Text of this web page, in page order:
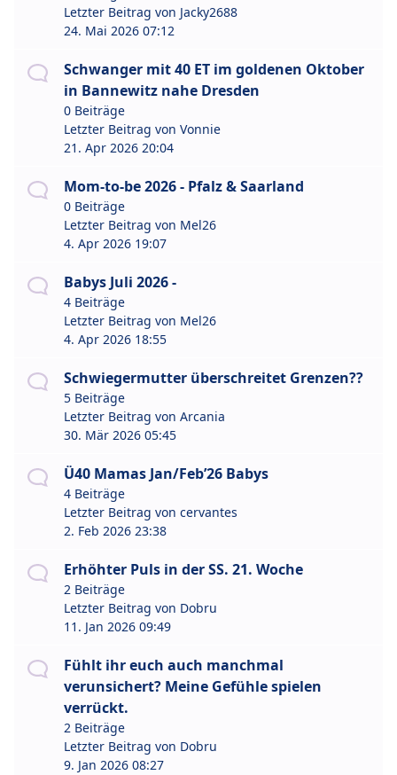
Letzter Beitrag von Jacky2688
24. Mai 2026 07:12
Schwanger mit 40 ET im goldenen Oktober
in Bannewitz nahe Dresden
0 Beiträge
Letzter Beitrag von Vonnie
21. Apr 2026 20:04
Mom-to-be 2026 - Pfalz & Saarland
0 Beiträge
Letzter Beitrag von Mel26
4. Apr 2026 19:07
Babys Juli 2026 -
4 Beiträge
Letzter Beitrag von Mel26
4. Apr 2026 18:55
Schwiegermutter überschreitet Grenzen??
5 Beiträge
Letzter Beitrag von Arcania
30. Mär 2026 05:45
Ü40 Mamas Jan/Feb’26 Babys
4 Beiträge
Letzter Beitrag von cervantes
2. Feb 2026 23:38
Erhöhter Puls in der SS. 21. Woche
2 Beiträge
Letzter Beitrag von Dobru
11. Jan 2026 09:49
Fühlt ihr euch auch manchmal
verunsichert? Meine Gefühle spielen
verrückt.
2 Beiträge
Letzter Beitrag von Dobru
9. Jan 2026 08:27